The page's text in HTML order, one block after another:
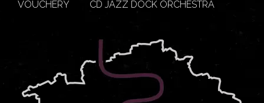
VOUCHERY
CD JAZZ DOCK ORCHESTRA